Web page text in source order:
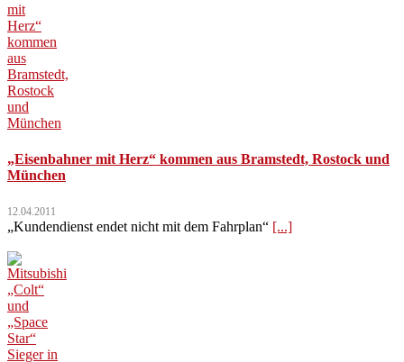
„Eisenbahner mit Herz“ kommen aus Bramstedt, Rostock und
München
12.04.2011
„Kundendienst endet nicht mit dem Fahrplan“ [...]